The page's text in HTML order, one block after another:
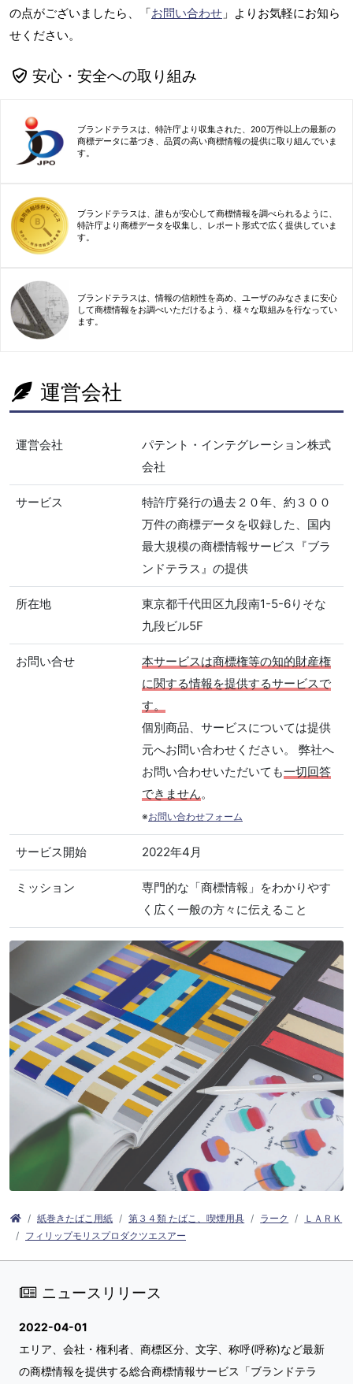
の点がございましたら、「お問い合わせ 」よりお気軽にお知ら
せください。
安心・安全への取り組み
ブランドテラスは、特許庁より収集された、200万件以上の最新の
商標データに基づき、品質の高い商標情報の提供に取り組んでいま
す。
ブランドテラスは、誰もが安心して商標情報を調べられるように、
特許庁より商標データを収集し、レポート形式で広く提供していま
す。
ブランドテラスは、情報の信頼性を高め、ユーザのみなさまに安心
して商標情報をお調べいただけるよう、様々な取組みを行なってい
ます。
運営会社
運営会社
パテント・インテグレーション株式
会社
サービス
特許庁発行の過去２０年、約３００
万件の商標データを収録した、国内
最大規模の商標情報サービス『ブラ
ンドテラス』の提供
所在地
東京都千代田区九段南1-5-6りそな
九段ビル5F
お問い合せ
本サービスは商標権等の知的財産権
に関する情報を提供するサービスで
す。
個別商品、サービスについては提供
元へお問い合わせください。 弊社へ
お問い合わせいただいても一切回答
できません。
※お問い合わせフォーム
サービス開始 2022年4月
ミッション
専門的な「商標情報」をわかりやす
く広く一般の方々に伝えること
紙巻きたばこ用紙 第３４類 たばこ、喫煙用具 ラーク
ＬＡＲＫ
フィリップモリスプロダクツエスアー
ニュースリリース
2022-04-01
エリア、会社・権利者、商標区分、文字、称呼(呼称)など最新
の商標情報を提供する総合商標情報サービス「ブランドテラ